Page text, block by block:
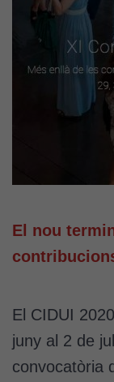
El nou
El CIDUI
juny al 2 de
convocatòria